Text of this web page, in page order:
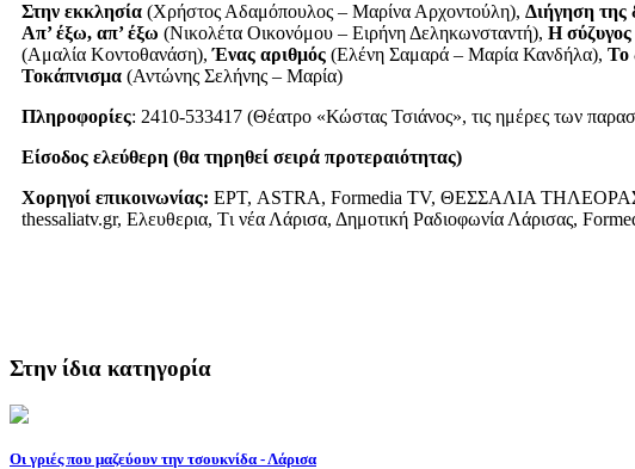
Στην εκκλησία (Χρήστος Αδαμόπουλος – Μαρίνα Αρχοντούλη), Διήγηση της
Απ’ έξω, απ’ έξω (Νικολέτα Οικονόμου – Ειρήνη Δεληκωνσταντή), Η σύζυγος
(Αμαλία Κοντοθανάση),Ένας αριθμός (Ελένη Σαμαρά – Μαρία Κανδήλα), Το
Τοκάπνισμα (Αντώνης Σελήνης – Μαρία)
Πληροφορίες: 2410-533417 (Θέατρο «Κώστας Τσιάνος», τις ημέρες των
Είσοδος ελεύθερη (θα τηρηθεί σειρά προτεραιότητας)
Χορηγοί επικοινωνίας: ΕΡΤ, ASTRA, Formedia TV, ΘΕΣΣΑΛΙΑ ΤΗΛΕΟΡΑΣΗ,
thessaliatv.gr, Ελευθερια, Tι νέα Λάρισα, Δημοτική Ραδιοφωνία Λάρισας,
Στην ίδια κατηγορία
Οι γριές που μαζεύουν την τσουκνίδα - Λάρισα